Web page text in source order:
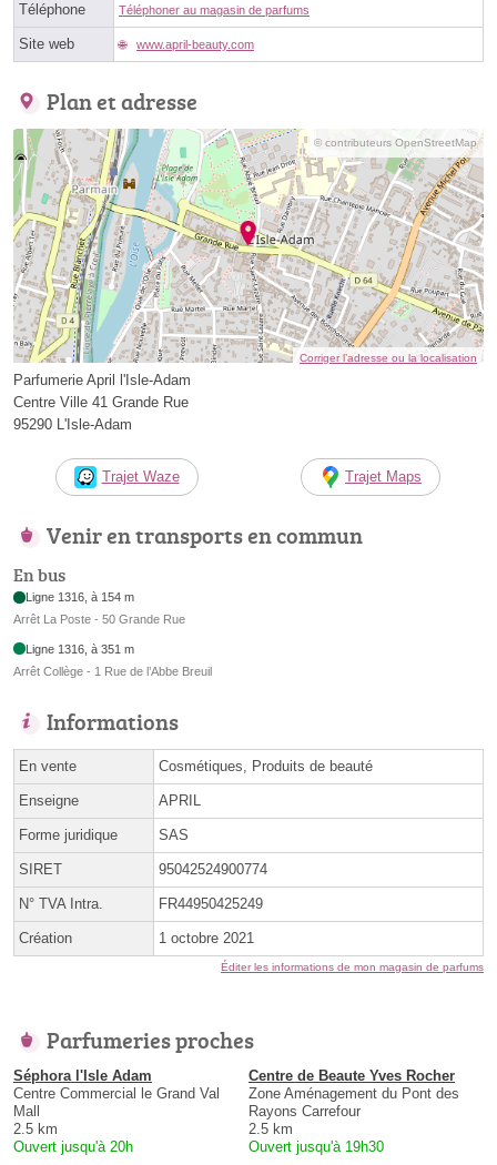
Téléphone Téléphoner au magasin de parfums
Site web www.april-beauty.com
Plan et adresse
© contributeurs OpenStreetMap
Corriger l’adresse ou la localisation
Parfumerie April l'Isle-Adam
Centre Ville 41 Grande Rue
95290 L'Isle-Adam
Trajet Waze Trajet Maps
Venir en transports en commun
En bus
Ligne 1316, à 154 m
Arrêt La Poste - 50 Grande Rue
Ligne 1316, à 351 m
Arrêt Collège - 1 Rue de l’Abbe Breuil
Informations
En vente Cosmétiques, Produits de beauté
Enseigne APRIL
Forme juridique SAS
SIRET 95042524900774
N° TVA Intra. FR44950425249
Création 1 octobre 2021
Éditer les informations de mon magasin de parfums
Parfumeries proches
Séphora l'Isle Adam
Centre Commercial le Grand Val
Mall
2.5 km
Ouvert jusqu'à 20h
Centre de Beaute Yves Rocher
Zone Aménagement du Pont des
Rayons Carrefour
2.5 km
Ouvert jusqu'à 19h30